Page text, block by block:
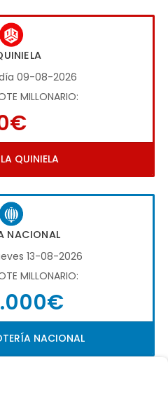
09-08-2026
MILLONARIO:
QUINIELA
NACIONAL
13-08-2026
MILLONARIO:
NACIONAL